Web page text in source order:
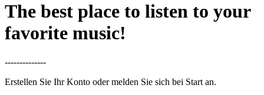
The best place to listen to your
favorite music!
--------------
Erstellen Sie Ihr Konto oder melden Sie sich bei Start an.